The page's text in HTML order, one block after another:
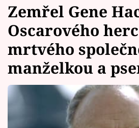
Témata
Celebrity
Vztahy
Zemřel Gene
Oscarového
mrtvého
manželkou a